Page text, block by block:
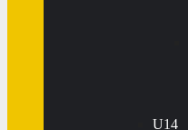
U14